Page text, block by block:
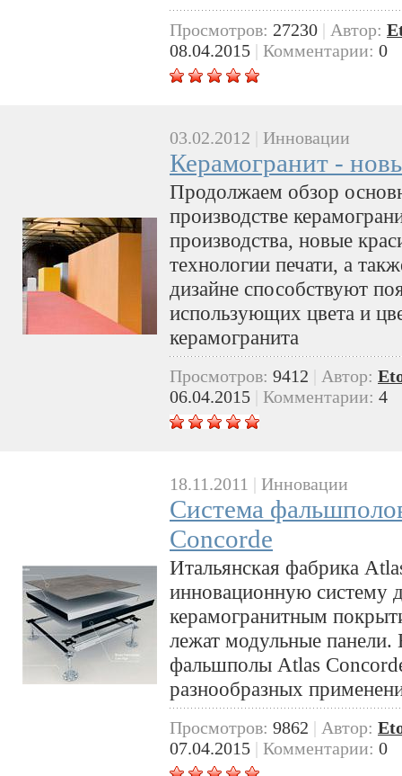
Просмотров: 27230 | Автор:
08.04.2015 | Комментарии: 0
03.02.2012 Инновации
Керамогранит -
Продолжаем обзор
производстве
производства, новые
технологии печати, а
дизайне способствуют
использующих цвета и
керамогранита
Просмотров: 9412 Автор:
06.04.2015
Комментарии: 4
18.11.2011 | Инновации
Система
Concorde
Итальянская фабрика
инновационную систему
керамогранитным
лежат модульные панели.
фальшполы Atlas
разнообразных
Просмотров: 9862 | Автор:
07.04.2015 | Комментарии: 0